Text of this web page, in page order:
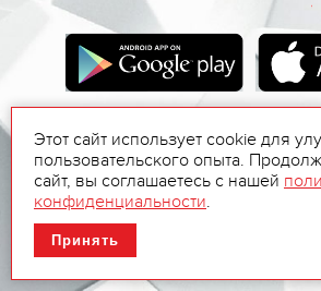
Этот сайт использует cookie для
пользовательского опыта.
сайт, вы соглашаетесь с нашей
конфиденциальности.
Принять